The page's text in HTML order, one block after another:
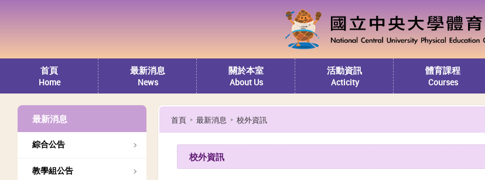
首頁
Home
最新消息
News
關於本室
About Us
活動資訊
Acticity
體育課程
Courses
最新消息
綜合公告
教學組公告
首頁 最新消息 校外資訊
校外資訊